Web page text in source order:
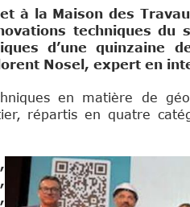
à la Maison des
techniques
d’une quinzaine
Nosel, expert en
en matière de
répartis en quatre
,